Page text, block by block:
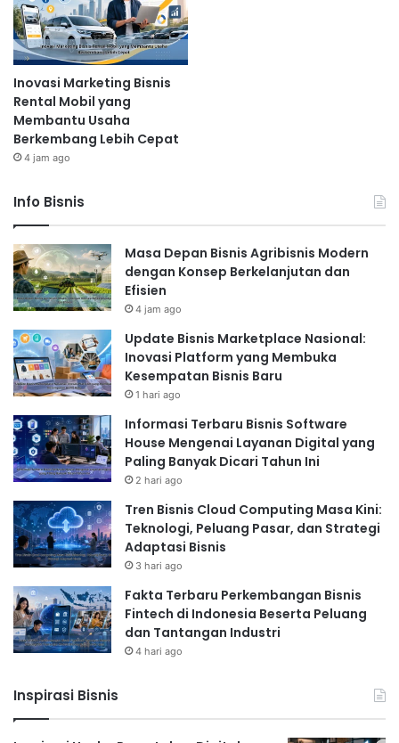
Inovasi Marketing Bisnis
Rental Mobil yang
Membantu Usaha
Berkembang Lebih Cepat
4 jam ago
Info Bisnis
Masa Depan Bisnis Agribisnis Modern
dengan Konsep Berkelanjutan dan
Efisien
4 jam ago
Update Bisnis Marketplace Nasional:
Inovasi Platform yang Membuka
Kesempatan Bisnis Baru
1 hari ago
Informasi Terbaru Bisnis Software
House Mengenai Layanan Digital yang
Paling Banyak Dicari Tahun Ini
2 hari ago
Tren Bisnis Cloud Computing Masa Kini:
Teknologi, Peluang Pasar, dan Strategi
Adaptasi Bisnis
3 hari ago
Fakta Terbaru Perkembangan Bisnis
Fintech di Indonesia Beserta Peluang
dan Tantangan Industri
4 hari ago
Inspirasi Bisnis